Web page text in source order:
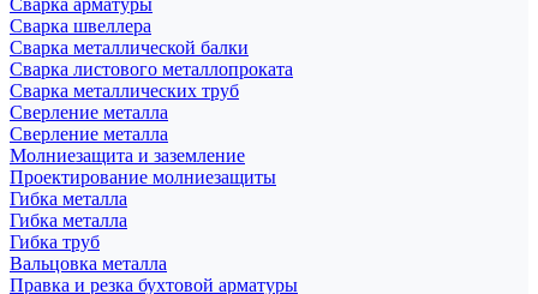
Сварка арматуры
Сварка швеллера
Сварка металлической балки
Сварка листового металлопроката
Сварка металлических труб
Сверление металла
Сверление металла
Молниезащита и заземление
Проектирование молниезащиты
Гибка металла
Гибка металла
Гибка труб
Вальцовка металла
Правка и резка бухтовой арматуры